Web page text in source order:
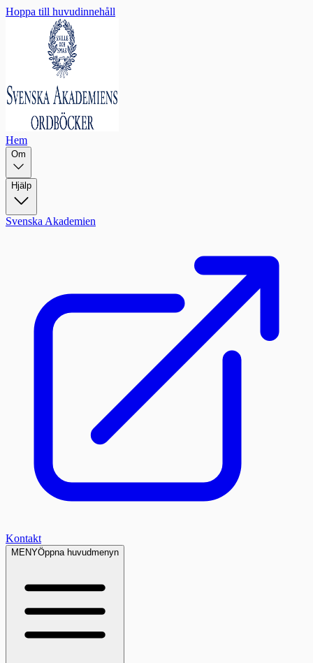
Hoppa till huvudinnehåll
Hem
Om
Hjälp
Svenska Akademien
Kontakt
MENYÖppna huvudmenyn